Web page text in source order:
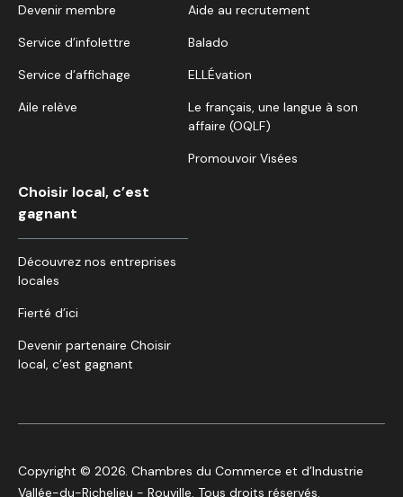
Devenir membre
Service d’infolettre
Service d’affichage
Aile relève
Aide au recrutement
Balado
ELLÉvation
Le français, une langue à son
affaire (OQLF)
Promouvoir Visées
Choisir local, c’est
gagnant
Découvrez nos entreprises
locales
Fierté d’ici
Devenir partenaire Choisir
local, c’est gagnant
Copyright © 2026. Chambres du Commerce et d’Industrie
Vallée-du-Richelieu - Rouville. Tous droits réservés.